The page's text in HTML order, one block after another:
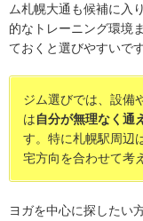
ム札幌大通も候補に入
的なトレーニング環境
ておくと選びやすいです
ジム選びでは、設備
は自分が無理なく通
す。特に札幌駅周辺
宅方向を合わせて考
ヨガを中心に探したい方